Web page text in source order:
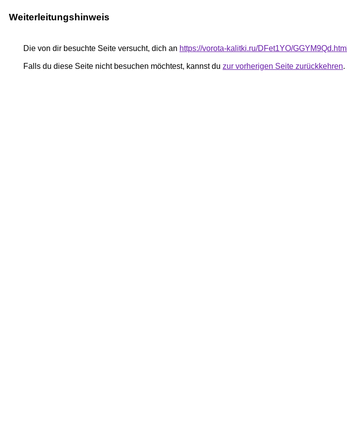
Weiterleitungshinweis
Die von dir besuchte Seite versucht, dich an https://vorota-kalitki.ru/DFet1YO/GGYM9Qd.html
Falls du diese Seite nicht besuchen möchtest, kannst du zur vorherigen Seite zurückkehren.